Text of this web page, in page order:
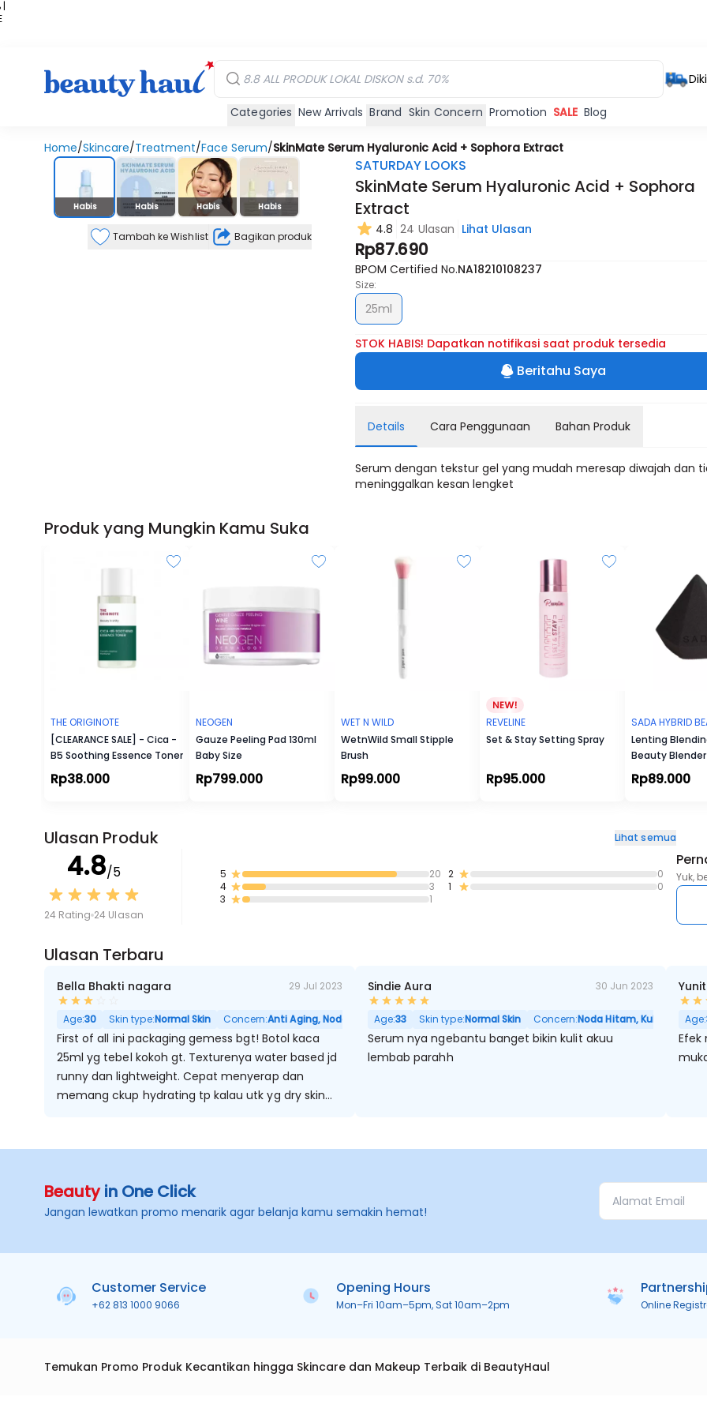
|
Categories New Arrivals Brand Skin Concern Promotion SALE Blog
Home/Skincare/Treatment/Face Serum/SkinMate Serum Hyaluronic Acid + Sophora Extract
Stok Habis
Habis Habis Habis Habis
Tambah ke Wishlist Bagikan produk
SATURDAY LOOKS
SkinMate Serum Hyaluronic Acid + Sophora
Extract
4.8 24 Ulasan Lihat Ulasan
Rp87.690
BPOM Certified No.NA18210108237
Size:
25ml
STOK HABIS! Dapatkan notifikasi saat produk tersedia
Beritahu Saya
Details Cara Penggunaan Bahan Produk
Serum dengan tekstur gel yang mudah meresap diwajah dan
meninggalkan kesan lengket
Produk yang Mungkin Kamu Suka
THE ORIGINOTE
[CLEARANCE SALE] - Cica -
B5 Soothing Essence Toner
Rp38.000
NEOGEN
Gauze Peeling Pad 130ml
Baby Size
Rp799.000
WET N WILD
WetnWild Small Stipple
Brush
Rp99.000
REVELINE
Set & Stay Setting Spray
Rp95.000
SADA HYBRID
Lenting
Beauty Blender
Rp89.000
Ulasan Produk Lihat semua
4.8/5
24 Rating 24 Ulasan
5
20
4
3
3
1
2
0
1
0
Yuk,
Ulasan Terbaru
Bella Bhakti nagara 29 Jul 2023
Age:30 Skin type:Normal Skin Concern:Anti Aging, Noda Hitam, Pori Besar
First of all ini packaging gemess bgt! Botol kaca
25ml yg tebel kokoh gt. Texturenya water based jd
runny dan lightweight. Cepat menyerap dan
memang ckup hydrating tp kalau utk yg dry skin
sensitif? tp jujur rada jarang bgt aku pake
berasa "burn" di area sensitif (area hidung). Pdhl
biasanya HA serum paling aman apalagi kalo kulit
Sindie Aura 30 Jun 2023
Age:33 Skin type:Normal Skin Concern:Noda Hitam, Kulit Kering,
Serum nya ngebantu banget bikin kulit akuu
lembab parahh
Age:
Efek
Beautyin One Click
Jangan lewatkan promo menarik agar belanja kamu semakin hemat!
Customer Service
+62 813 1000 9066
Opening Hours
Mon–Fri 10am–5pm, Sat 10am–2pm Online
Temukan Promo Produk Kecantikan hingga Skincare dan Makeup Terbaik di BeautyHaul